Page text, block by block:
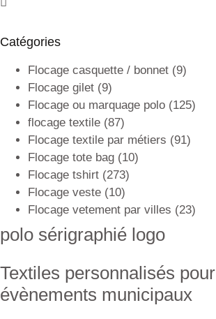
Catégories
Flocage casquette / bonnet (9)
Flocage gilet (9)
Flocage ou marquage polo (125)
flocage textile (87)
Flocage textile par métiers (91)
Flocage tote bag (10)
Flocage tshirt (273)
Flocage veste (10)
Flocage vetement par villes (23)
polo sérigraphié logo
Textiles personnalisés pour
évènements municipaux